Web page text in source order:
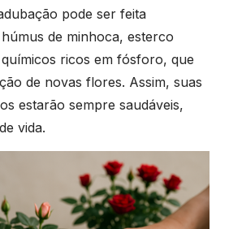
pode ser feita
de minhoca, esterco
ricos em fósforo, que
de novas flores. Assim, suas
estarão sempre saudáveis,
vida.